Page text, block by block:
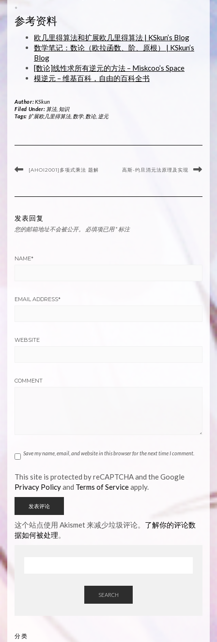
\pmod{p}
参考资料
欧几里得算法和扩展欧几里得算法 | KSkun’s Blog
数学笔记：数论（欧拉函数、阶、原根） | KSkun’s
Blog
[数论]线性求所有逆元的方法 – Miskcoo’s Space
模逆元 – 维基百科，自由的百科全书
Author: KSkun
Filed Under: 算法, 知识
Tags: 扩展欧几里得算法, 数学, 数论, 逆元
[AHOI2001]多项式乘法 题解 高斯-约旦消元法原理及实现
发表回复
您的邮箱地址不会被公开。 必填项已用*标注
NAME*
EMAIL ADDRESS*
WEBSITE
COMMENT
Save my name, email, and website in this browser for the next time I comment.
This site is protected by reCAPTCHA and the Google
Privacy Policyand Terms of Serviceapply.
这个站点使用 Akismet 来减少垃圾评论。 了解你的评论数
据如何被处理
SEARCH
分类